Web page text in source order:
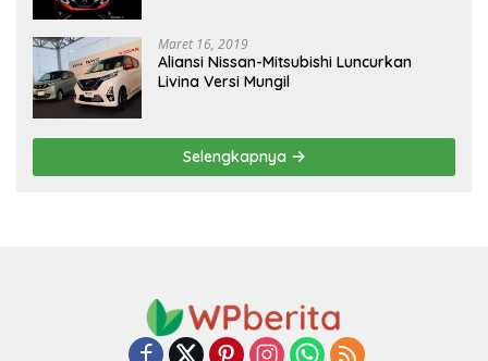
Maret 16, 2019
Aliansi Nissan-Mitsubishi Luncurkan
Livina Versi Mungil
Selengkapnya